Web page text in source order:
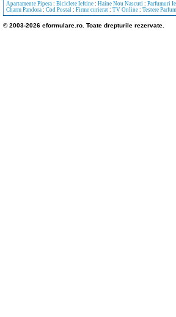
Apartamente Pipera : Biciclete Ieftine : Haine Nou Nascuti : Parfumuri
Charm Pandora : Cod Postal : Firme curierat : TV Online : Testere
© 2003-2026 eformulare.ro. Toate drepturile rezervate.